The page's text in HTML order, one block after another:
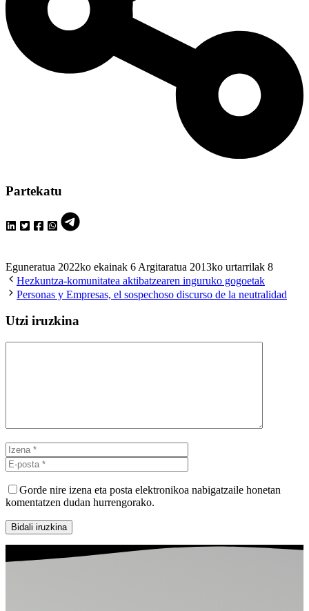
Partekatu
Eguneratua 2022ko ekainak 6 Argitaratua 2013ko urtarrilak 8
Hezkuntza-komunitatea aktibatzearen inguruko gogoetak
Personas y Empresas, el sospechoso discurso de la neutralidad
Utzi iruzkina
Izena
posta
Gorde nire izena eta posta elektronikoa nabigatzaile honetan
komentatzen dudan hurrengorako.